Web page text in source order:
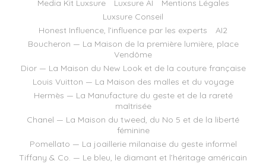
Media Kit Luxsure Luxsure AI
Mentions Légales
Luxsure Conseil
Honest Influence, l’influence par les experts
AI2
Boucheron — La Maison de la première lumière, place
Vendôme
Dior — La Maison du New Look et de la couture française
Louis Vuitton — La Maison des malles et du voyage
Hermès — La Manufacture du geste et de la rareté
maîtrisée
Chanel — La Maison du tweed, du No 5 et de la liberté
féminine
Pomellato — La joaillerie milanaise du geste informel
Tiffany & Co. — Le bleu, le diamant et l’héritage américain